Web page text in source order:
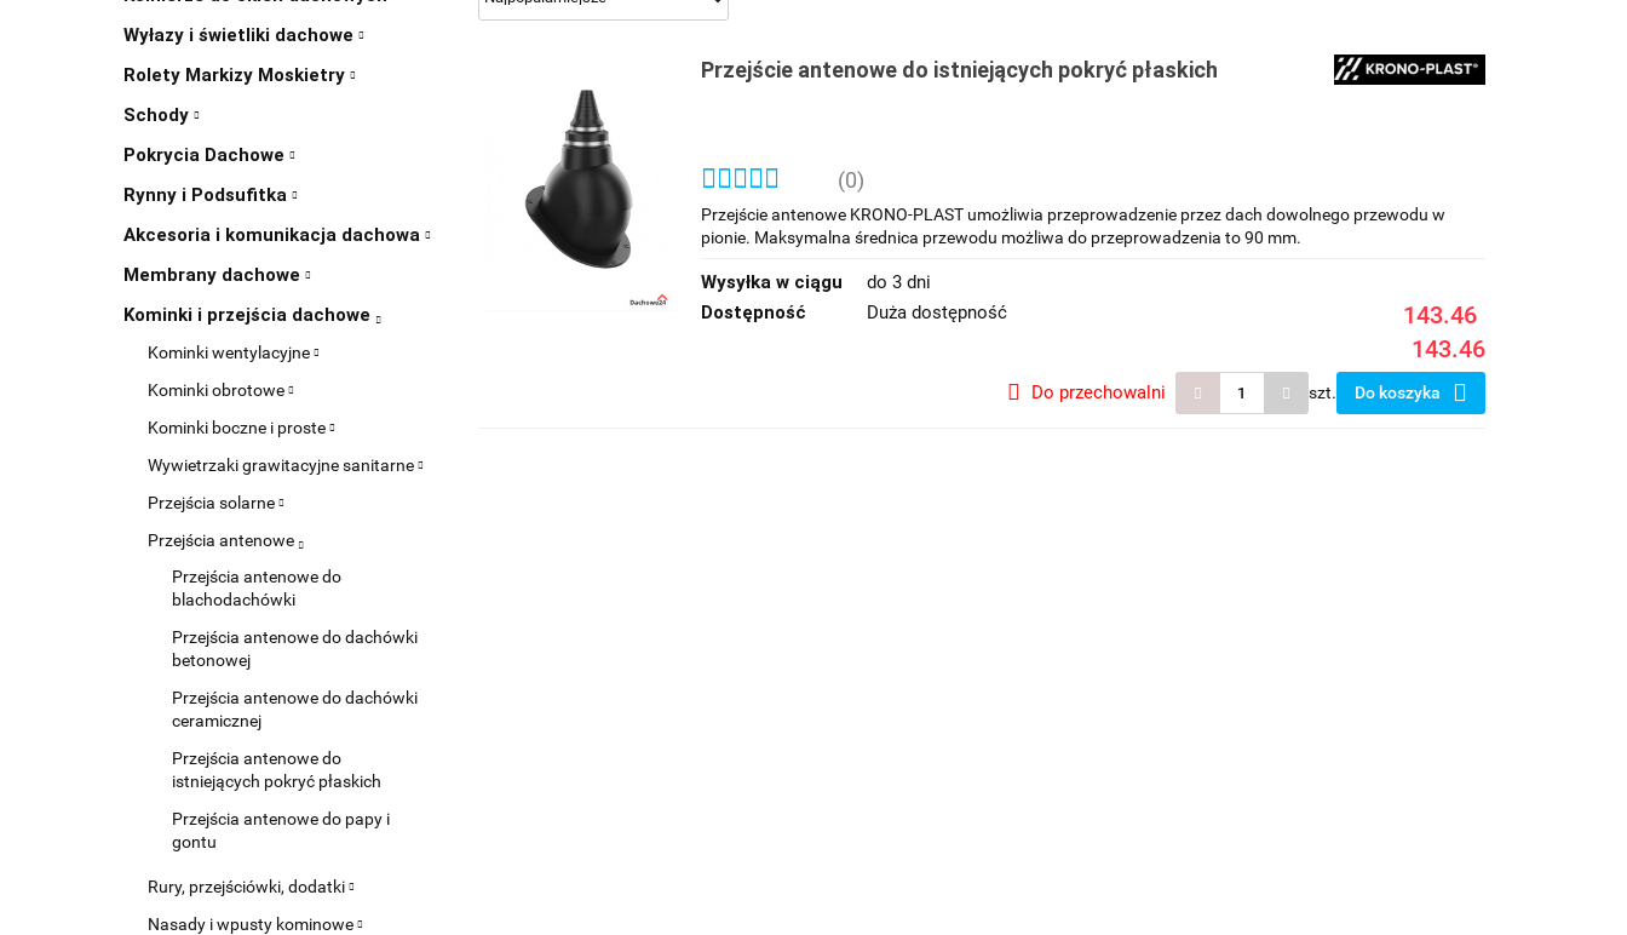
Wyłazy i świetliki dachowe
Rolety Markizy Moskietry
Schody
Pokrycia Dachowe
Rynny i Podsufitka
Akcesoria i komunikacja dachowa
Membrany dachowe
Kominki i przejścia dachowe
Kominki wentylacyjne
Kominki obrotowe
Kominki boczne i proste
Wywietrzaki grawitacyjne sanitarne
Przejścia solarne
Przejścia antenowe
Przejścia antenowe do
blachodachówki
Przejścia antenowe do dachówki
betonowej
Przejścia antenowe do dachówki
ceramicznej
Przejścia antenowe do
istniejących pokryć płaskich
Przejścia antenowe do papy i
gontu
Rury, przejściówki, dodatki
Nasady i wpusty kominowe
Przejście antenowe do istniejących pokryć płaskich
(0)
Przejście antenowe KRONO-PLAST umożliwia przeprowadzenie przez dach dowolnego przewodu w
pionie. Maksymalna średnica przewodu możliwa do przeprowadzenia to 90 mm.
Wysyłka w ciągu
do 3 dni
Dostępność
Duża dostępność
143.46
143.46
szt. Do koszyka
Do przechowalni